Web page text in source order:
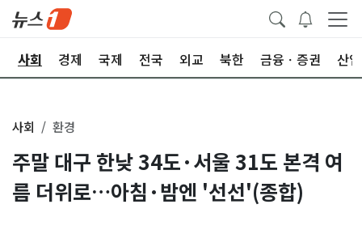
사회 경제 국제 전국 외교 북한 금융ㆍ증권 산업
사회 환경
주말 대구 한낮 34도·서울 31도 본격 여
름 더위로…아침·밤엔 '선선'(종합)